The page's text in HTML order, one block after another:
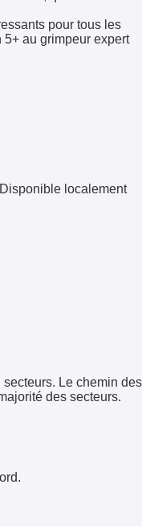
pour tous les
au grimpeur expert
localement
Le chemin des
des secteurs.